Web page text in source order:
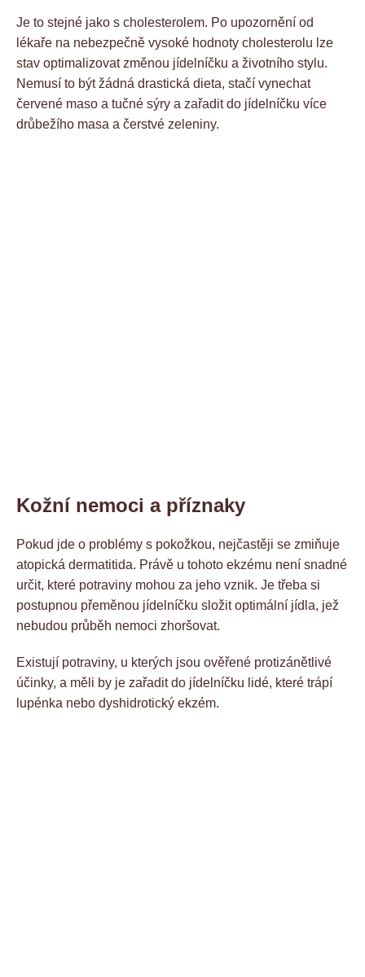
Je to stejné jako s cholesterolem. Po upozornění od
lékaře na nebezpečně vysoké hodnoty cholesterolu lze
stav optimalizovat změnou jídelníčku a životního stylu.
Nemusí to být žádná drastická dieta, stačí vynechat
červené maso a tučné sýry a zařadit do jídelníčku více
drůbežího masa a čerstvé zeleniny.
Kožní nemoci a příznaky
Pokud jde o problémy s pokožkou, nejčastěji se zmiňuje
atopická dermatitida. Právě u tohoto ekzému není snadné
určit, které potraviny mohou za jeho vznik. Je třeba si
postupnou přeměnou jídelníčku složit optimální jídla, jež
nebudou průběh nemoci zhoršovat.
Existují potraviny, u kterých jsou ověřené protizánětlivé
účinky, a měli by je zařadit do jídelníčku lidé, které trápí
lupénka nebo dyshidrotický ekzém.